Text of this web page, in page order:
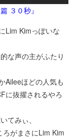
３０秒』
Lim Kimっぽいな
な声の主がふたり
Aileeほどの人気も
に抜擢されるやろ
てみぃ、
ろがまさにLim Kim